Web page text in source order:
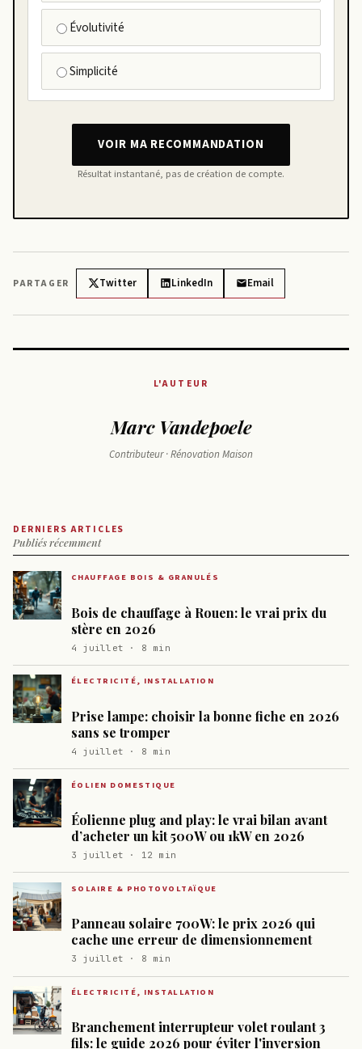
Évolutivité
Simplicité
VOIR MA RECOMMANDATION
Résultat instantané, pas de création de compte.
PARTAGER Twitter LinkedIn Email
L'AUTEUR
Marc Vandepoele
Contributeur · Rénovation Maison
DERNIERS ARTICLES
Publiés récemment
CHAUFFAGE BOIS & GRANULÉS
Bois de chauffage à Rouen: le vrai prix du
stère en 2026
4 juillet · 8 min
ÉLECTRICITÉ, INSTALLATION
Prise lampe: choisir la bonne fiche en 2026
sans se tromper
4 juillet · 8 min
ÉOLIEN DOMESTIQUE
Éolienne plug and play: le vrai bilan avant
d’acheter un kit 500W ou 1kW en 2026
3 juillet · 12 min
SOLAIRE & PHOTOVOLTAÏQUE
Panneau solaire 700W: le prix 2026 qui
cache une erreur de dimensionnement
3 juillet · 8 min
ÉLECTRICITÉ, INSTALLATION
Branchement interrupteur volet roulant 3
fils: le guide 2026 pour éviter l'inversion